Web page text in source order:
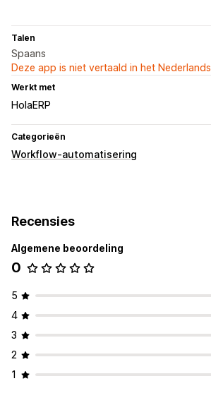
Talen
Spaans
Deze app is niet vertaald in het Nederlands
Werkt met
HolaERP
Categorieën
Workflow-automatisering
Recensies
Algemene beoordeling
0
5
4
3
2
1